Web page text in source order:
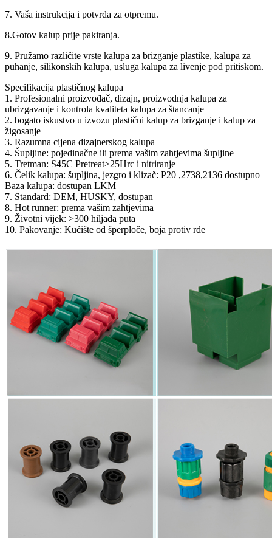
7. Vaša instrukcija i potvrda za otpremu.
8.Gotov kalup prije pakiranja.
9. Pružamo različite vrste kalupa za brizganje plastike, kalupa za
puhanje, silikonskih kalupa, usluga kalupa za livenje pod pritiskom.
Specifikacija plastičnog kalupa
1. Profesionalni proizvođač, dizajn, proizvodnja kalupa za
ubrizgavanje i kontrola kvaliteta kalupa za štancanje
2. bogato iskustvo u izvozu plastični kalup za brizganje i kalup za
žigosanje
3. Razumna cijena dizajnerskog kalupa
4. Šupljine: pojedinačne ili prema vašim zahtjevima šupljine
5. Tretman: S45C Pretreat>25Hrc i nitriranje
6. Čelik kalupa: šupljina, jezgro i klizač: P20 ,2738,2136 dostupno
Baza kalupa: dostupan LKM
7. Standard: DEM, HUSKY, dostupan
8. Hot runner: prema vašim zahtjevima
9. Životni vijek: >300 hiljada puta
10. Pakovanje: Kućište od šperploče, boja protiv rđe